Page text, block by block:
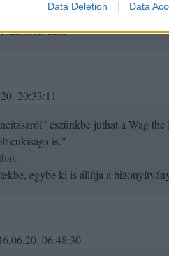
Data Deletion Data
a hatalom szaglása....Mint ahogy
20:33:11
eszünkbe juthat a Wag
cukisága is."
egybe ki is állítja a
06:48:30